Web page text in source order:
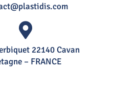
22140 Cavan
– FRANCE